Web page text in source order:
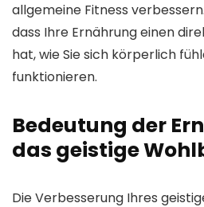
allgemeine Fitness
dass Ihre Ernährung einen
hat, wie Sie sich körperlich
funktionieren.
Bedeutung der
das geistige
Die Verbesserung Ihres